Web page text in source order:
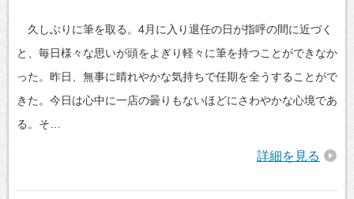
久しぶりに筆を取る。4月に入り退任の日が指呼の間に近づく
と、毎日様々な思いが頭をよぎり軽々に筆を持つことができなか
った。昨日、無事に晴れやかな気持ちで任期を全うすることがで
きた。今日は心中に一店の曇りもないほどにさわやかな心境であ
る。そ…
詳細を見る